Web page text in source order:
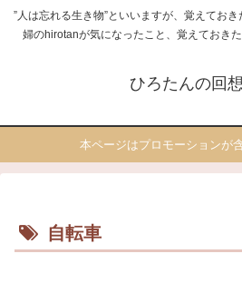
”人は忘れる生き物”といいますが、覚えてお
婦のhirotanが気になったこと、覚えておき
ひろたんの回
本ページはプロモーションが
自転車